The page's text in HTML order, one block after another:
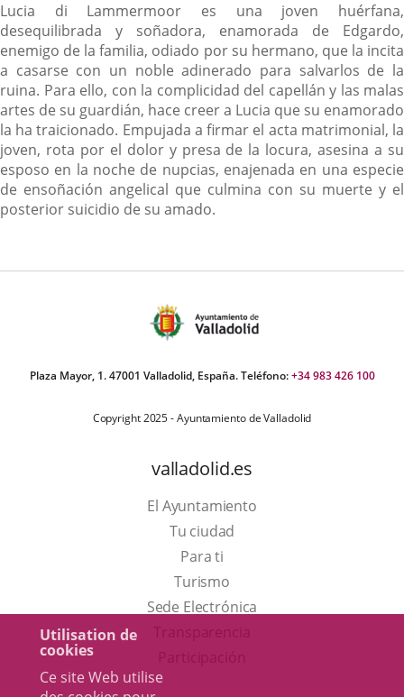
Utilisation de
cookies
Ce site Web utilise
Lucia di Lammermoor es una joven huérfana,
desequilibrada y soñadora, enamorada de Edgardo,
enemigo de la familia, odiado por su hermano, que la incita
a casarse con un noble adinerado para salvarlos de la
ruina. Para ello, con la complicidad del capellán y las malas
artes de su guardián, hace creer a Lucia que su enamorado
la ha traicionado. Empujada a firmar el acta matrimonial, la
joven, rota por el dolor y presa de la locura, asesina a su
esposo en la noche de nupcias, enajenada en una especie
de ensoñación angelical que culmina con su muerte y el
posterior suicidio de su amado.
Plaza Mayor, 1. 47001 Valladolid, España. Teléfono:+34 983 426 100
Copyright 2025 - Ayuntamiento de Valladolid
valladolid.es
El Ayuntamiento
Tu ciudad
Para ti
TurismoEste
enlace
Sede Electrónica